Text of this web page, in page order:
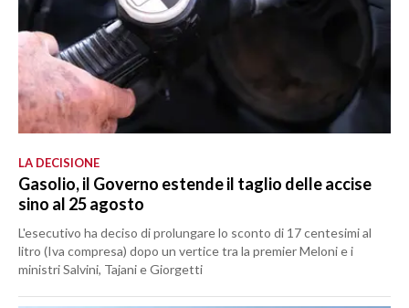
LA DECISIONE
Gasolio, il Governo estende il taglio delle accise
sino al 25 agosto
L'esecutivo ha deciso di prolungare lo sconto di 17 centesimi al
litro (Iva compresa) dopo un vertice tra la premier Meloni e i
ministri Salvini, Tajani e Giorgetti